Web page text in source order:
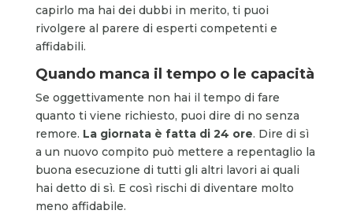
capirlo ma hai dei dubbi in merito, ti puoi
rivolgere al parere di esperti competenti e
affidabili.
Quando manca il tempo o le capacità
Se oggettivamente non hai il tempo di fare
quanto ti viene richiesto, puoi dire di no senza
remore. La giornata è fatta di 24 ore. Dire di sì
a un nuovo compito può mettere a repentaglio la
buona esecuzione di tutti gli altri lavori ai quali
hai detto di sì. E così rischi di diventare molto
meno affidabile.